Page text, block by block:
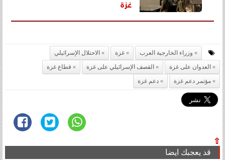
غزة
وزراء الخارجية العرب غزة
الاحتلال الإسرائيلي
العدوان على غزة
القصف الإسرائيلي على غزة
قطاع غزة
مؤتمر دعم غزة
دعم غزة
⇧
قد يعجبك ايضا